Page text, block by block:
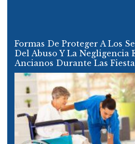
Formas De Proteger A Los
Del Abuso Y La Negligencia
Ancianos Durante Las